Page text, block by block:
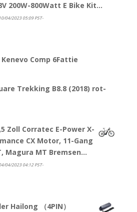
200W-800Watt E Bike Kit…
04/2023 05:09 PST-
Comp 6Fattie
Trekking B8.8 (2018) rot-
Zoll Corratec E-Power X-
CX Motor, 11-Gang
Magura MT Bremsen…
04/2023 04:12 PST-
Hailong （4PIN）